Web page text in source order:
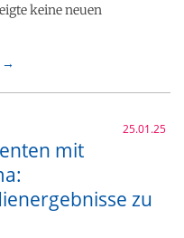
keine neuen
→
25.01.25
mit
zu